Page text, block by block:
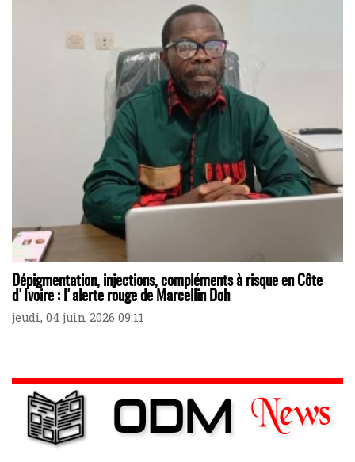
Dépigmentation, injections, compléments à risque en Côte
d'Ivoire : l'alerte rouge de Marcellin Doh
jeudi, 04 juin 2026 09:11